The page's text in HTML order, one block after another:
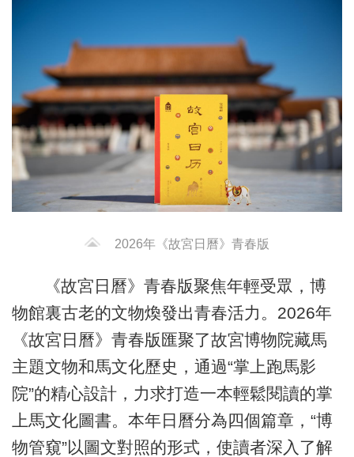
2026年《故宮日曆》青春版
《故宮日曆》青春版聚焦年輕受眾，博
物館裏古老的文物煥發出青春活力。2026年
《故宮日曆》青春版匯聚了故宮博物院藏馬
主題文物和馬文化歷史，通過“掌上跑馬影
院”的精心設計，力求打造一本輕鬆閱讀的掌
上馬文化圖書。本年日曆分為四個篇章，“博
物管窺”以圖文對照的形式，使讀者深入了解